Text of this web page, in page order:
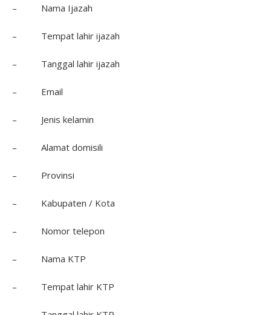
– Nama Ijazah
– Tempat lahir ijazah
– Tanggal lahir ijazah
– Email
– Jenis kelamin
– Alamat domisili
– Provinsi
– Kabupaten / Kota
– Nomor telepon
– Nama KTP
– Tempat lahir KTP